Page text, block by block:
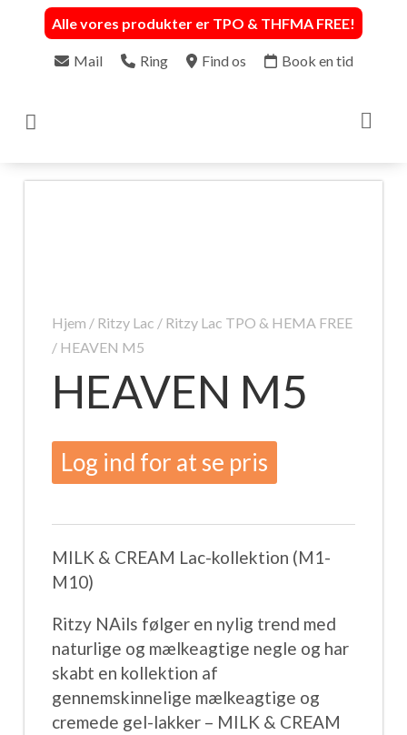
Alle vores produkter er TPO & THFMA FREE!
Mail Ring Find os Book en tid

Hjem / Ritzy Lac / Ritzy Lac TPO & HEMA FREE
/ HEAVEN M5
HEAVEN M5
Log ind for at se pris
MILK & CREAM Lac-kollektion (M1-
M10)
Ritzy NAils følger en nylig trend med
naturlige og mælkeagtige negle og har
skabt en kollektion af
gennemskinnelige mælkeagtige og
cremede gel-lakker – MILK & CREAM